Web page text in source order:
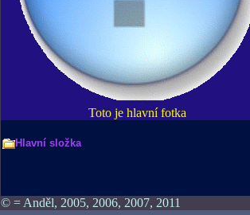
Toto je hlavní fotka
Hlavní složka
© = Anděl, 2005, 2006, 2007, 2011